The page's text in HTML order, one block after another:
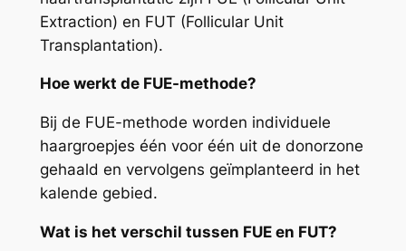
Extraction) en FUT (Follicular Unit
Transplantation).
Hoe werkt de FUE-methode?
Bij de FUE-methode worden individuele
haargroepjes één voor één uit de donorzone
gehaald en vervolgens geïmplanteerd in het
kalende gebied.
Wat is het verschil tussen FUE en FUT?